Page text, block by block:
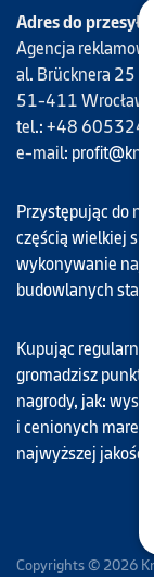
Adres do
Agencja
al. Brücknera 25
51-411 Wrocław
tel.: +48
e-mail:
Przystępując do
częścią wielkiej
wykonywanie
budowlanych
Kupując regularnie
gromadzisz
nagrody, jak:
i cenionych marek,
najwyższej
Copyrights © 2026